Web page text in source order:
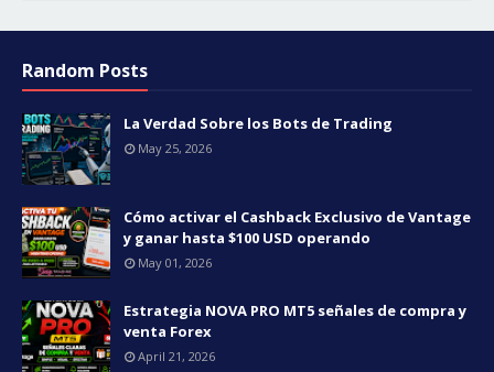
Random Posts
La Verdad Sobre los Bots de Trading
May 25, 2026
Cómo activar el Cashback Exclusivo de Vantage
y ganar hasta $100 USD operando
May 01, 2026
Estrategia NOVA PRO MT5 señales de compra y
venta Forex
April 21, 2026